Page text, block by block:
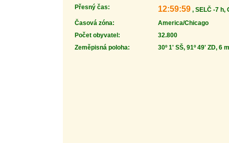
Přesný čas:
12:59:59 , SELČ -7 h,
Časová zóna:
America/Chicago
Počet obyvatel:
32.800
Zeměpisná poloha:
30º 1' SŠ, 91º 49' ZD, 6